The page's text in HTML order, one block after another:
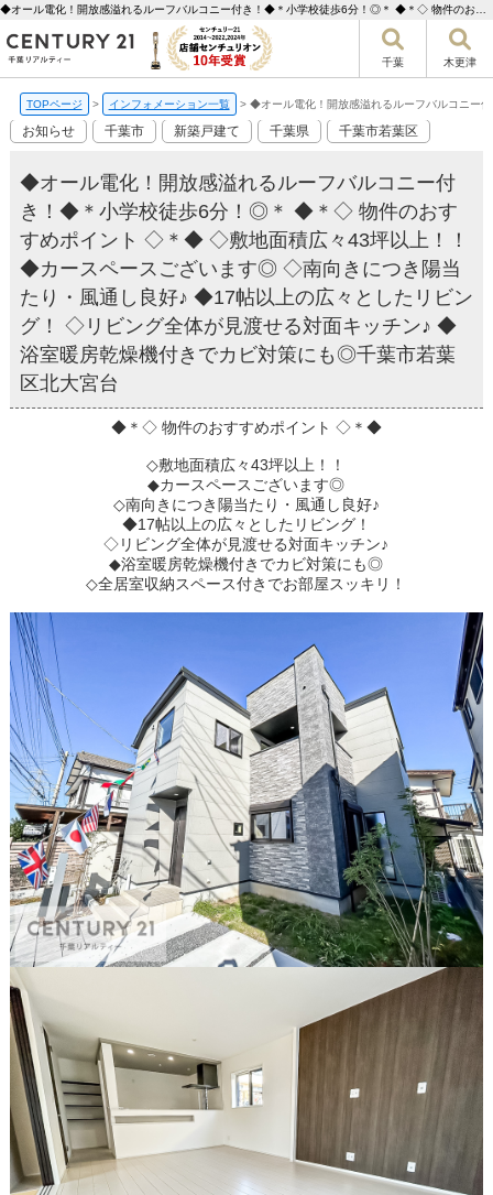
千葉 木更津
TOPページ > インフォメーション一覧 > ◆オール電化！開放感溢れるルーフバルコニ
お知らせ 千葉市 新築戸建て 千葉県 千葉市若葉区
◆オール電化！開放感溢れるルーフバルコニー付
き！◆＊小学校徒歩6分！◎＊ ◆＊◇ 物件のおす
すめポイント ◇＊◆ ◇敷地面積広々43坪以上！！
◆カースペースございます◎ ◇南向きにつき陽当
たり・風通し良好♪ ◆17帖以上の広々としたリビン
グ！ ◇リビング全体が見渡せる対面キッチン♪ ◆
浴室暖房乾燥機付きでカビ対策にも◎千葉市若葉
区北大宮台
◆＊◇ 物件のおすすめポイント ◇＊◆
◇敷地面積広々43坪以上！！
◆カースペースございます◎
◇南向きにつき陽当たり・風通し良好♪
◆17帖以上の広々としたリビング！
◇リビング全体が見渡せる対面キッチン♪
◆浴室暖房乾燥機付きでカビ対策にも◎
◇全居室収納スペース付きでお部屋スッキリ！